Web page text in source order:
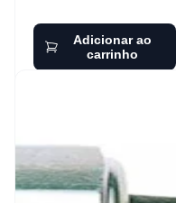
Adicionar ao
carrinho